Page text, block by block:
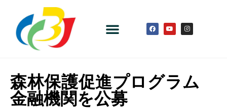
森林保護促進プログラム
金融機関を公募